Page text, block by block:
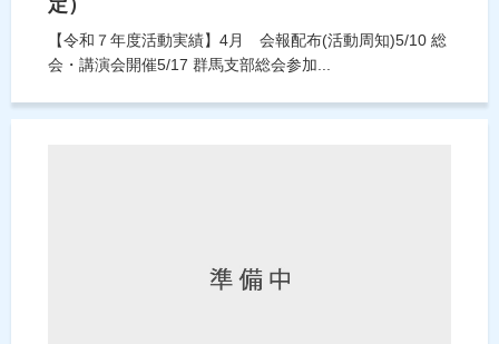
【令和７年度活動実績】4月 会報配布(活動周知)5/10 総
会・講演会開催5/17 群馬支部総会参加...